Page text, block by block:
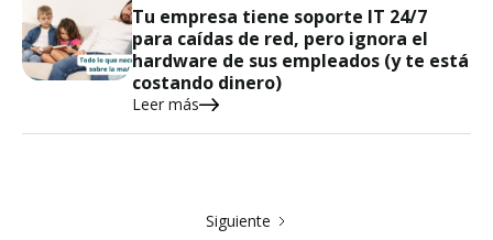
Tu empresa tiene soporte IT 24/7
para caídas de red, pero ignora el
hardware de sus empleados (y te está
costando dinero)
Leer más
Siguiente